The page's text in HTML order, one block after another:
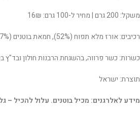
משקל: 200 גרם | מחיר ל-100 גרם: 16₪
רכיבים: אורז מלא תפוח (52%), חמאת בוטנים (17%), שמן זית כתית מעולה, סוכר קנה, סירופ מייפל, שמן קנולה מזוכך, אבקת קקאו דלת שומן (6%), תמצית וניל.
כשרות: כשר פרווה, בהשגחת הרבנות חולון ובד"ץ
תוצרת: ישראל
מידע לאלרגנים: מכיל בוטנים. עלול להכיל –